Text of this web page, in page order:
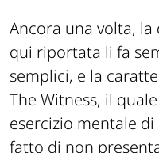
Ancora una volta,
qui riportata li fa
semplici, e la
The Witness, il
esercizio mentale
fatto di non